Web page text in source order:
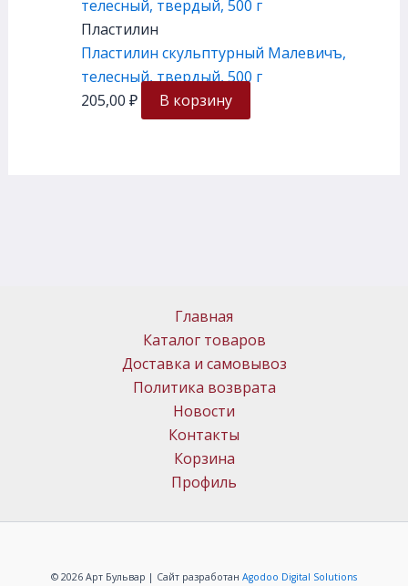
Пластилин
Пластилин скульптурный Малевичъ,
телесный, твердый, 500 г
205,00 ₽ В корзину
Главная
Каталог товаров
Доставка и самовывоз
Политика возврата
Новости
Контакты
Корзина
Профиль
© 2026 Арт Бульвар | Сайт разработан Agodoo Digital Solutions